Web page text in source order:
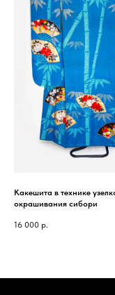
Какешита в технике
окрашивания сибори
16 000 р.